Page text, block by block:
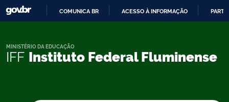
CONTEÚDO
COMUNICA BR ACESSO À INFORMAÇÃO
IFF Instituto Federal Fluminense
MINISTÉRIO DA EDUCAÇÃO